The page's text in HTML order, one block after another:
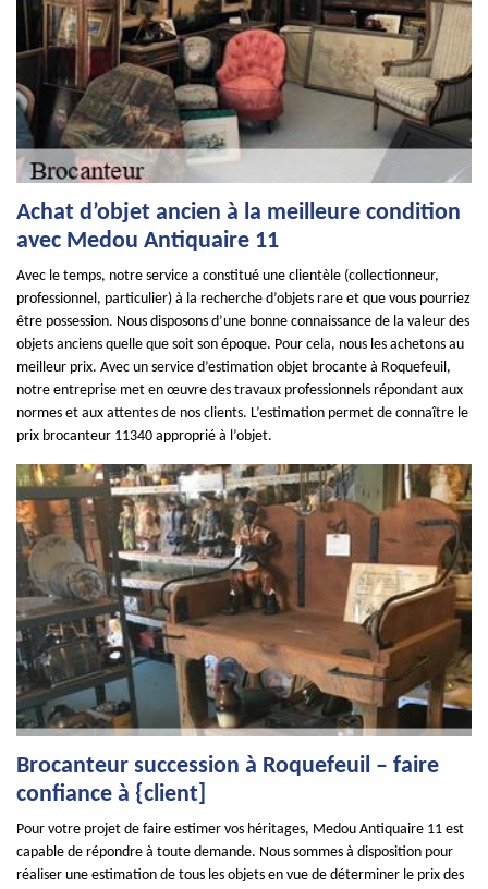
Achat d’objet ancien à la meilleure condition
avec Medou Antiquaire 11
Avec le temps, notre service a constitué une clientèle (collectionneur,
professionnel, particulier) à la recherche d’objets rare et que vous pourriez
être possession. Nous disposons d’une bonne connaissance de la valeur des
objets anciens quelle que soit son époque. Pour cela, nous les achetons au
meilleur prix. Avec un service d’estimation objet brocante à Roquefeuil,
notre entreprise met en œuvre des travaux professionnels répondant aux
normes et aux attentes de nos clients. L’estimation permet de connaître le
prix brocanteur 11340 approprié à l’objet.
Brocanteur succession à Roquefeuil – faire
confiance à {client]
Pour votre projet de faire estimer vos héritages, Medou Antiquaire 11 est
capable de répondre à toute demande. Nous sommes à disposition pour
réaliser une estimation de tous les objets en vue de déterminer le prix des